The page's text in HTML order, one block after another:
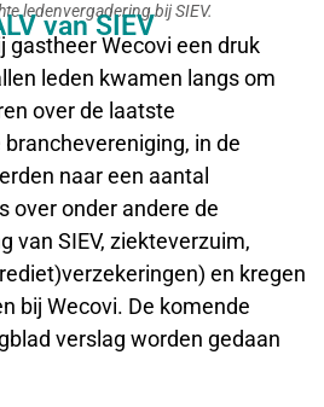
ledenvergadering bij SIEV.
van SIEV
gastheer Wecovi een druk
leden kwamen langs om
over de laatste
in de
naar een aantal
over onder andere de
van SIEV, ziekteverzuim,
en kregen
bij Wecovi. De komende
verslag worden gedaan